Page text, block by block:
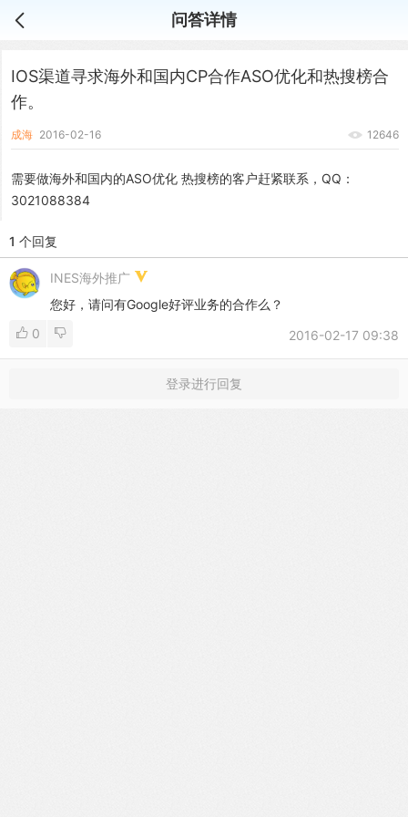
问答详情
IOS渠道寻求海外和国内CP合作ASO优化和热搜榜合
作。
成海 2016-02-16 12646
需要做海外和国内的ASO优化 热搜榜的客户赶紧联系，QQ：
3021088384
1 个回复
INES海外推广
您好，请问有Google好评业务的合作么？
0
2016-02-17 09:38
登录进行回复